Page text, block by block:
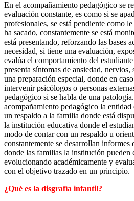
En el acompañamiento pedagógico se
evaluación constante, es como si se
profesionales, se está pendiente como
ha sacado, constantemente se está
está presentando, reforzando las bases
necesidad, si tiene una evaluación,
evalúa el comportamiento del
presenta síntomas de ansiedad, nervios,
una preparación especial, donde en
intervenir psicólogos o personas
pedagógico si se habla de una
acompañamiento pedagógico la
un respaldo a la familia donde está
la institución educativa donde el
modo de contar con un respaldo u
constantemente se desarrollan informes
donde las familias la institución pueden
evolucionando académicamente y
con el objetivo trazado en un principio.
¿Qué es la disgrafía infantil?